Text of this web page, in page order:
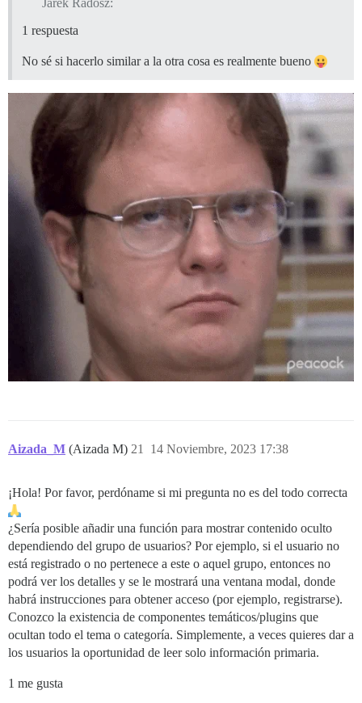
Jarek Radosz:
1 respuesta
No sé si hacerlo similar a la otra cosa es realmente bueno
Aizada_M (Aizada M) 14 Noviembre, 2023 17:38
21
¡Hola! Por favor, perdóname si mi pregunta no es del todo correcta
¿Sería posible añadir una función para mostrar contenido oculto
dependiendo del grupo de usuarios? Por ejemplo, si el usuario no
está registrado o no pertenece a este o aquel grupo, entonces no
podrá ver los detalles y se le mostrará una ventana modal, donde
habrá instrucciones para obtener acceso (por ejemplo, registrarse).
Conozco la existencia de componentes temáticos/plugins que
ocultan todo el tema o categoría. Simplemente, a veces quieres dar a
los usuarios la oportunidad de leer solo información primaria.
1 me gusta